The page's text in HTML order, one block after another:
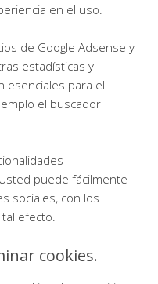
en el uso.
de Google Adsense y
estadísticas y
esenciales para el
el buscador
puede fácilmente
sociales, con los
efecto.
cookies.